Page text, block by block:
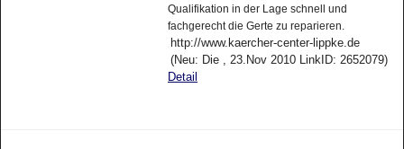
Qualifikation in der Lage schnell und
fachgerecht die Gerte zu reparieren.
http://www.kaercher-center-lippke.de
(Neu: Die , 23.Nov 2010 LinkID: 2652079)
Detail